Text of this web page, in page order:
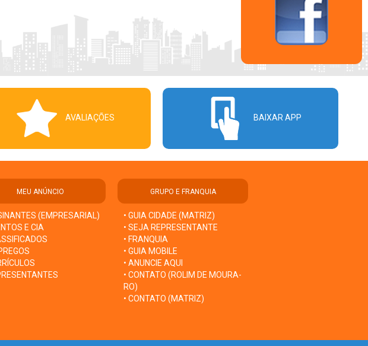
AVALIAÇÕES BAIXAR APP
MEU ANÚNCIO
(EMPRESARIAL)
E CIA
GRUPO E FRANQUIA
• GUIA CIDADE (MATRIZ)
• SEJA REPRESENTANTE
• FRANQUIA
• GUIA MOBILE
• ANUNCIE AQUI
• CONTATO (ROLIM DE MOURA-
RO)
• CONTATO (MATRIZ)